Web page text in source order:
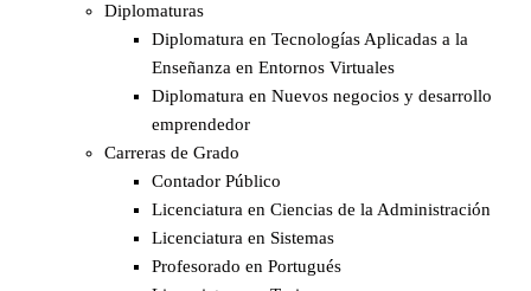
Diplomaturas
Diplomatura en Tecnologías Aplicadas a la
Enseñanza en Entornos Virtuales
Diplomatura en Nuevos negocios y desarrollo
emprendedor
Carreras de Grado
Contador Público
Licenciatura en Ciencias de la Administración
Licenciatura en Sistemas
Profesorado en Portugués